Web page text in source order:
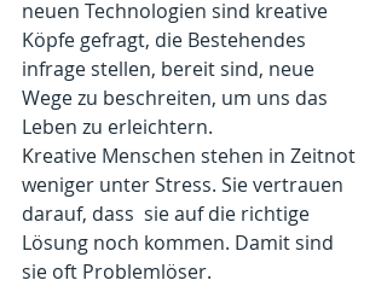
neuen Technologien sind kreative
Köpfe gefragt, die Bestehendes
infrage stellen, bereit sind, neue
Wege zu beschreiten, um uns das
Leben zu erleichtern.
Kreative Menschen stehen in Zeitnot
weniger unter Stress. Sie vertrauen
darauf, dass  sie auf die richtige
Lösung noch kommen. Damit sind
sie oft Problemlöser.